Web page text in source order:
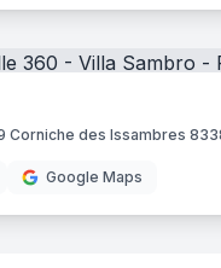
Google Maps